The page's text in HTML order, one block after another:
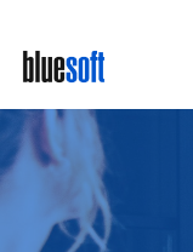
main
content